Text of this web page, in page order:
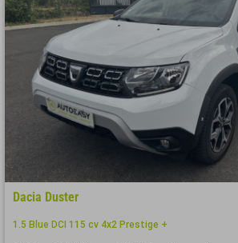
Dacia Duster
1.5 Blue DCI 115 cv 4x2 Prestige +